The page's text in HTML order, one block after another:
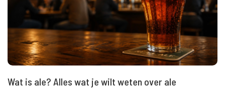
Wat is ale? Alles wat je wilt weten over ale